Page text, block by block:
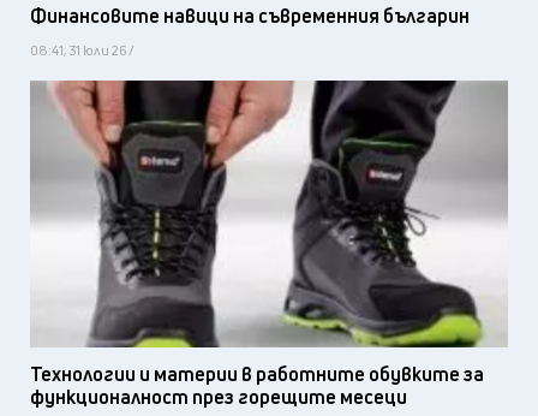
Финансовите навици на съвременния българин
08:41, 31 юли 26 /
Технологии и материи в работните обувките за
функционалност през горещите месеци